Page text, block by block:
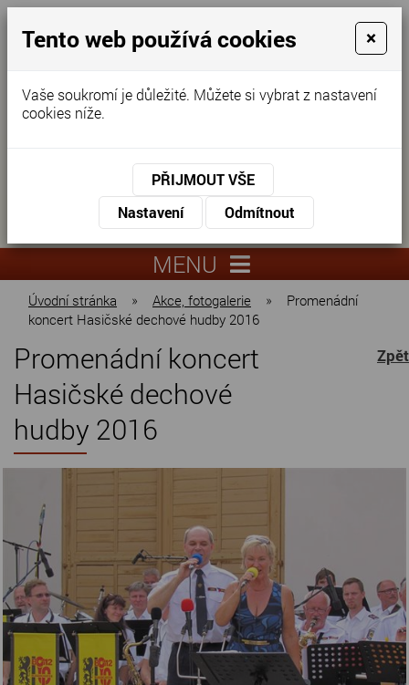
prohlídka
KONTAKTUJTE NÁS
KONTAKTUJTE NÁS
551
lysa.cz
MENU
Úvodní stránka » Akce, fotogalerie »
Promenádní
koncert Hasičské dechové hudby 2016
Promenádní koncert
Hasičské dechové
hudby 2016
Zpět
Tento web používá cookies ×
Vaše soukromí je důležité. Můžete si vybrat z nastavení
cookies níže.
PŘIJMOUT VŠE
Nastavení
Odmítnout